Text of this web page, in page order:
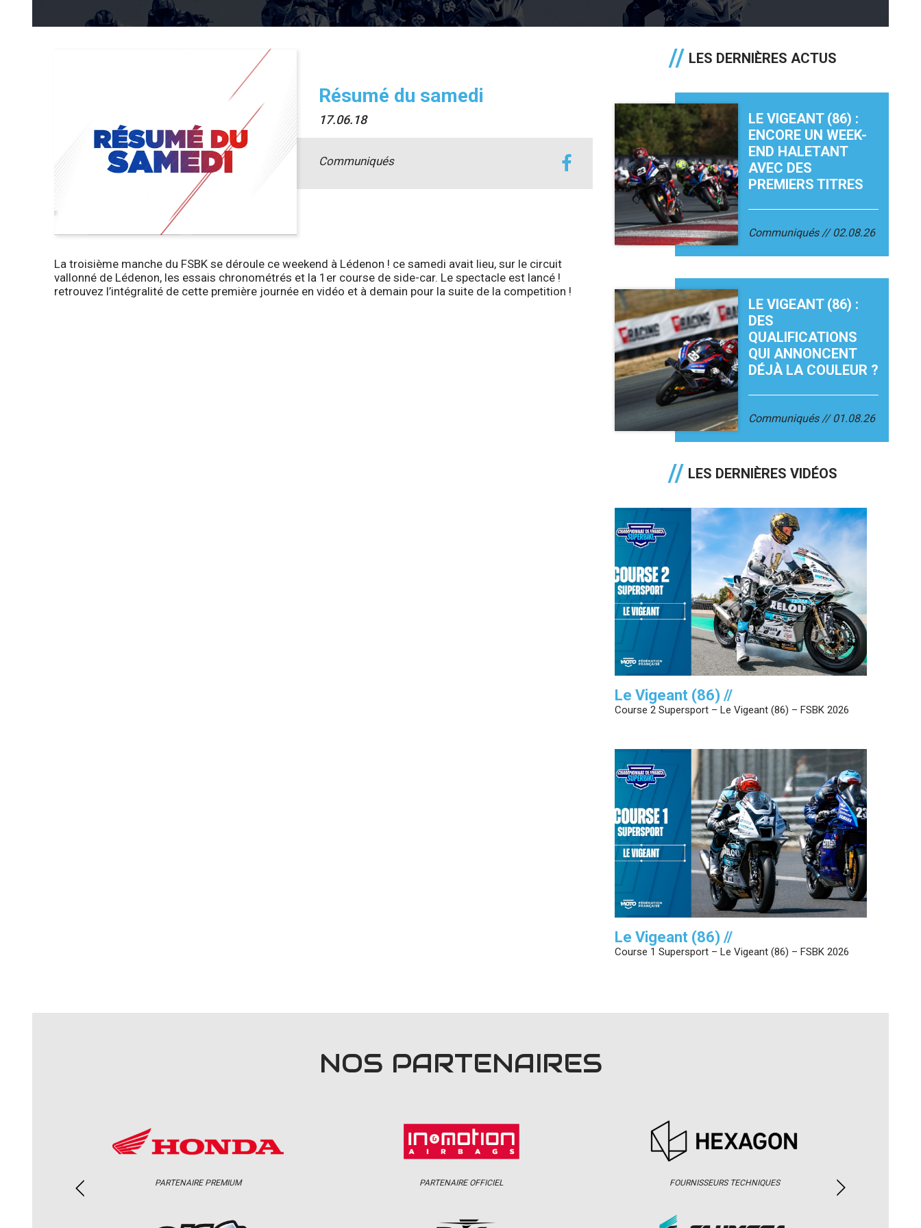
Résumé du samedi
17.06.18
Communiqués
La troisième manche du FSBK se déroule ce weekend à Lédenon ! ce samedi avait lieu, sur le circuit
vallonné de Lédenon, les essais chronométrés et la 1er course de side-car. Le spectacle est lancé !
retrouvez l’intégralité de cette première journée en vidéo et à demain pour la suite de la competition !
LES DERNIÈRES ACTUS
LE VIGEANT (86) :
ENCORE UN WEEK-
END HALETANT
AVEC DES
PREMIERS TITRES
Communiqués 02.08.26
LE VIGEANT (86) :
DES
QUALIFICATIONS
QUI ANNONCENT
DÉJÀ LA COULEUR ?
Communiqués 01.08.26
LES DERNIÈRES VIDÉOS
Le Vigeant (86) //
Course 2 Supersport – Le Vigeant (86) – FSBK 2026
Le Vigeant (86) //
Course 1 Supersport – Le Vigeant (86) – FSBK 2026
NOS PARTENAIRES
PARTENAIRE PREMIUM PARTENAIRE OFFICIEL FOURNISSEURS TECHNIQUES